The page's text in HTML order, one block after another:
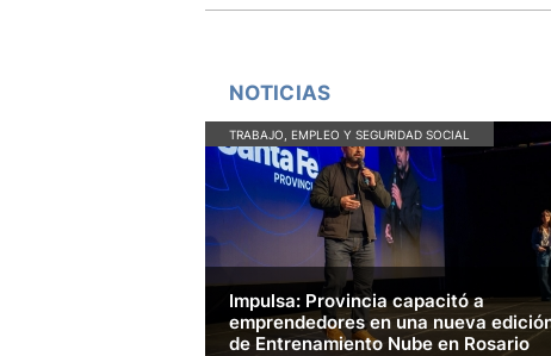
NOTICIAS
TRABAJO, EMPLEO Y SEGURIDAD SOCIAL
Impulsa: Provincia capacitó a
emprendedores en una nueva
de Entrenamiento Nube en Rosario